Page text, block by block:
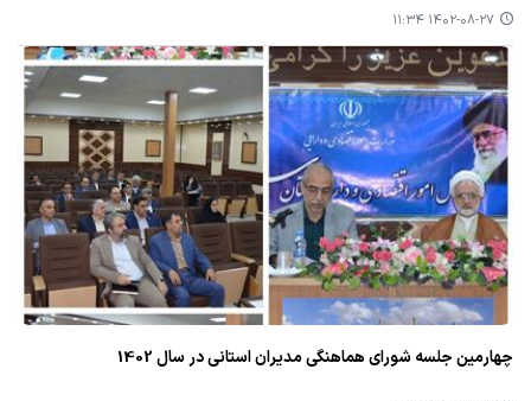
۱۴۰۲-۰۸-۲۷ ۱۱:۳۴
چهارمین جلسه شورای هماهنگی مدیران استانی در سال 1402